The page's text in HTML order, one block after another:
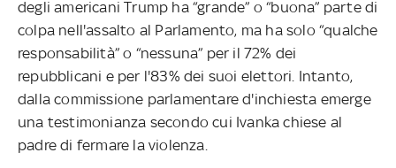
degli americani Trump ha “grande” o “buona” parte di
colpa nell'assalto al Parlamento, ma ha solo “qualche
responsabilità” o “nessuna” per il 72% dei
repubblicani e per l'83% dei suoi elettori. Intanto,
dalla commissione parlamentare d'inchiesta emerge
una testimonianza secondo cui Ivanka chiese al
padre di fermare la violenza.